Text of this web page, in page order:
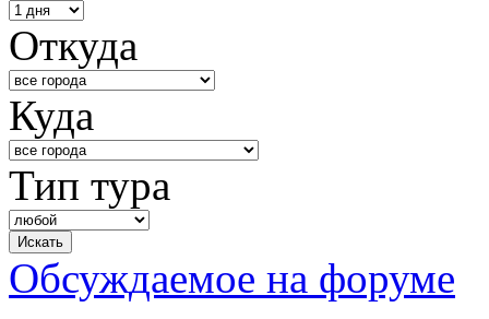
Откуда
Куда
Тип тура
Обсуждаемое на форуме